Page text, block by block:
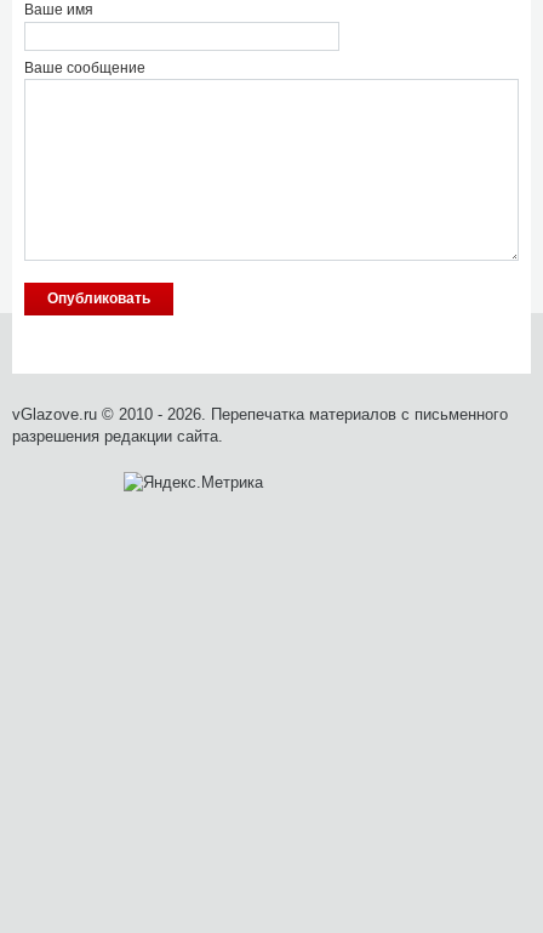
Ваше имя
Ваше сообщение
vGlazove.ru © 2010 - 2026. Перепечатка материалов с письменного
разрешения редакции сайта.